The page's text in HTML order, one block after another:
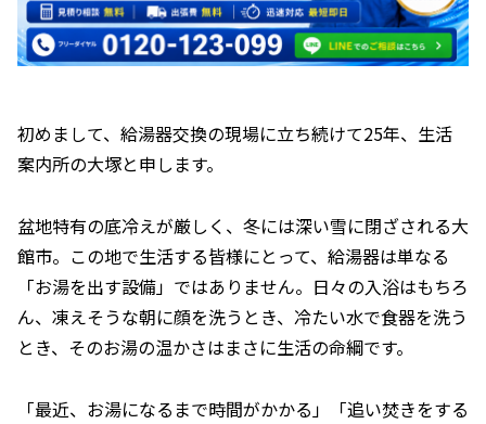
初めまして、給湯器交換の現場に立ち続けて25年、生活
案内所の大塚と申します。
盆地特有の底冷えが厳しく、冬には深い雪に閉ざされる大
館市。この地で生活する皆様にとって、給湯器は単なる
「お湯を出す設備」ではありません。日々の入浴はもちろ
ん、凍えそうな朝に顔を洗うとき、冷たい水で食器を洗う
とき、そのお湯の温かさはまさに生活の命綱です。
「最近、お湯になるまで時間がかかる」「追い焚きをする